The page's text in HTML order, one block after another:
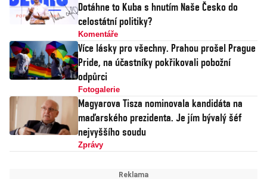
Dotáhne to Kuba s hnutím Naše Česko do
celostátní politiky?
Komentáře
Více lásky pro všechny. Prahou prošel Prague
Pride, na účastníky pokřikovali pobožní
odpůrci
Fotogalerie
Magyarova Tisza nominovala kandidáta na
maďarského prezidenta. Je jím bývalý šéf
nejvyššího soudu
Zprávy